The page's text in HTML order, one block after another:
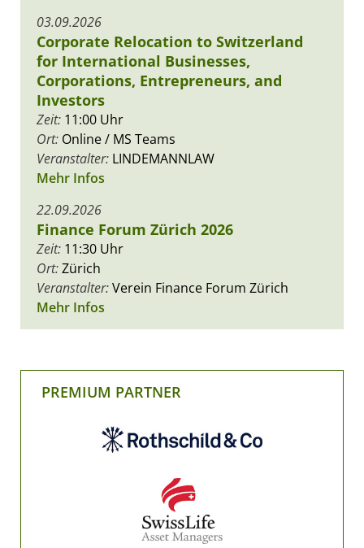
03.09.2026
Corporate Relocation to Switzerland
for International Businesses,
Corporations, Entrepreneurs, and
Investors
Zeit: 11:00 Uhr
Ort: Online / MS Teams
Veranstalter: LINDEMANNLAW
Mehr Infos
22.09.2026
Finance Forum Zürich 2026
Zeit: 11:30 Uhr
Ort:Zürich
Veranstalter:Verein Finance Forum Zürich
Mehr Infos
PREMIUM PARTNER